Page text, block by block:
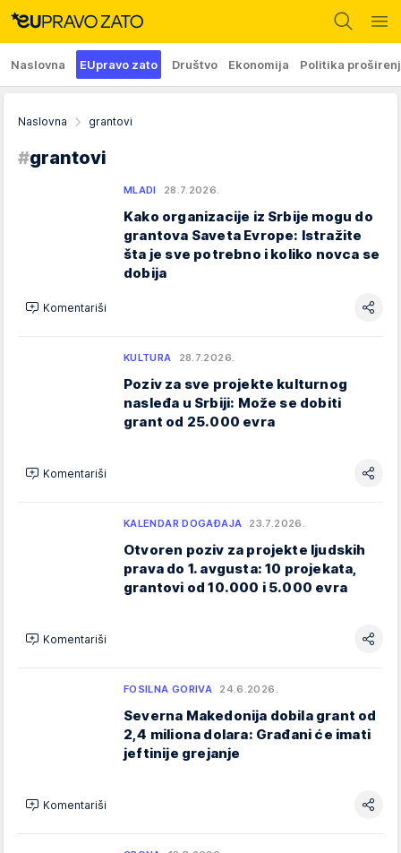
Naslovna EUpravo zato Društvo Ekonomija Politika
Naslovna grantovi
#grantovi
MLADI 28.7.2026.
Kako organizacije iz Srbije mogu do
grantova Saveta Evrope: Istražite
šta je sve potrebno i koliko novca se
dobija
Komentariši
KULTURA 28.7.2026.
Poziv za sve projekte kulturnog
nasleđa u Srbiji: Može se dobiti
grant od 25.000 evra
Komentariši
KALENDAR DOGAĐAJA 23.7.2026.
Otvoren poziv za projekte ljudskih
prava do 1. avgusta: 10 projekata,
grantovi od 10.000 i 5.000 evra
Komentariši
FOSILNA GORIVA 24.6.2026.
Severna Makedonija dobila grant od
2,4 miliona dolara: Građani će imati
jeftinije grejanje
Komentariši